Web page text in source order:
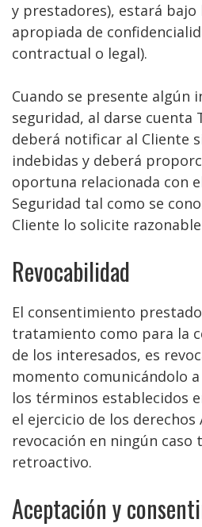
y prestadores), estará bajo
apropiada de
contractual o legal).
Cuando se presente algún
seguridad, al darse cuenta
deberá notificar al Cliente
indebidas y deberá
oportuna relacionada con
Seguridad tal como se
Cliente lo solicite
Revocabilidad
El consentimiento
tratamiento como para la
de los interesados, es
momento comunicándolo
los términos establecidos
el ejercicio de los derechos
revocación en ningún caso
retroactivo.
Aceptación y